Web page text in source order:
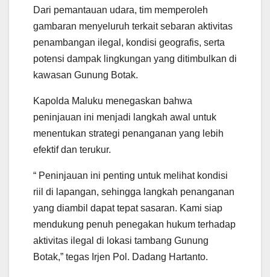
Dari pemantauan udara, tim memperoleh
gambaran menyeluruh terkait sebaran aktivitas
penambangan ilegal, kondisi geografis, serta
potensi dampak lingkungan yang ditimbulkan di
kawasan Gunung Botak.
Kapolda Maluku menegaskan bahwa
peninjauan ini menjadi langkah awal untuk
menentukan strategi penanganan yang lebih
efektif dan terukur.
“ Peninjauan ini penting untuk melihat kondisi
riil di lapangan, sehingga langkah penanganan
yang diambil dapat tepat sasaran. Kami siap
mendukung penuh penegakan hukum terhadap
aktivitas ilegal di lokasi tambang Gunung
Botak,” tegas Irjen Pol. Dadang Hartanto.